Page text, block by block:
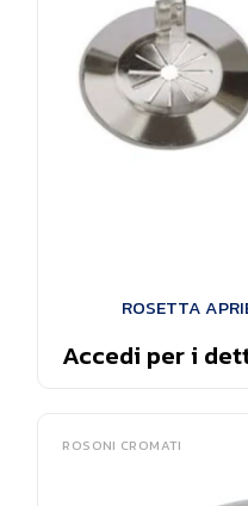
ROSETTA
Accedi per i
ROSONI CROMATI